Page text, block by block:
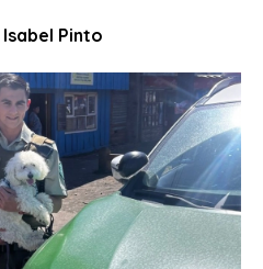
Isabel Pinto